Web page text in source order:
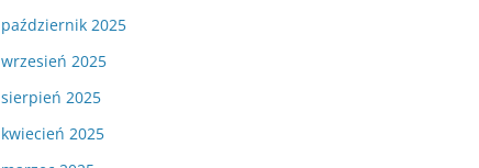
październik 2025
wrzesień 2025
sierpień 2025
kwiecień 2025